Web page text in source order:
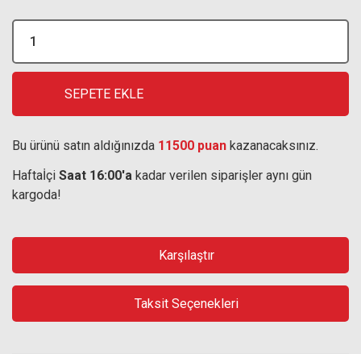
SEPETE EKLE
Bu ürünü satın aldığınızda 11500 puan kazanacaksınız.
Haftaİçi Saat 16:00'a kadar verilen siparişler aynı gün
kargoda!
Karşılaştır
Taksit Seçenekleri